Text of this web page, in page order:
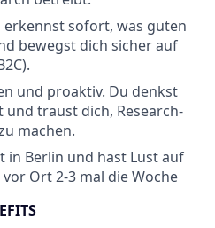
erkennst sofort, was guten
bewegst dich sicher auf
und proaktiv. Du denkst
traust dich, Research-
machen.
in Berlin und hast Lust auf
Ort 2-3 mal die Woche